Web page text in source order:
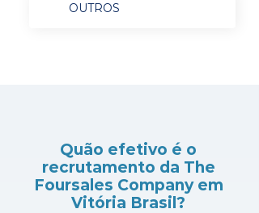
OUTROS
Quão efetivo é o
recrutamento da The
Foursales Company em
Vitória Brasil?